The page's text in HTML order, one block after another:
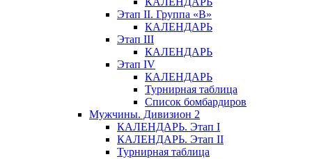
Этап II. Группа «В»
КАЛЕНДАРЬ
Этап III
КАЛЕНДАРЬ
Этап IV
КАЛЕНДАРЬ
Турнирная таблица
Список бомбардиров
Мужчины. Дивизион 2
КАЛЕНДАРЬ. Этап I
КАЛЕНДАРЬ. Этап II
Турнирная таблица